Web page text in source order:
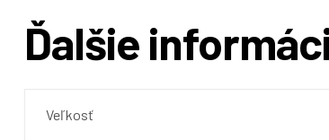
Ďalšie
Veľkosť